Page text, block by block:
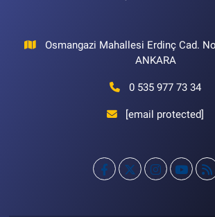
Osmangazi Mahallesi Erdinç Cad.
ANKARA
0 535 977 73 34
[email protected]